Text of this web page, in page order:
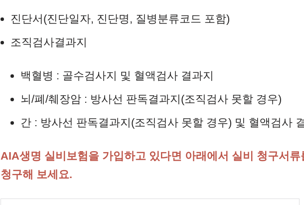
진단서(진단일자, 진단명, 질병분류코드 포함)
조직검사결과지
백혈병 : 골수검사지 및 혈액검사 결과지
뇌/폐/췌장암 : 방사선 판독결과지(조직검사 못할 경우)
간 : 방사선 판독결과지(조직검사 못할 경우) 및 혈액검사
AIA생명 실비보험을 가입하고 있다면 아래에서 실비 청구서
청구해 보세요.